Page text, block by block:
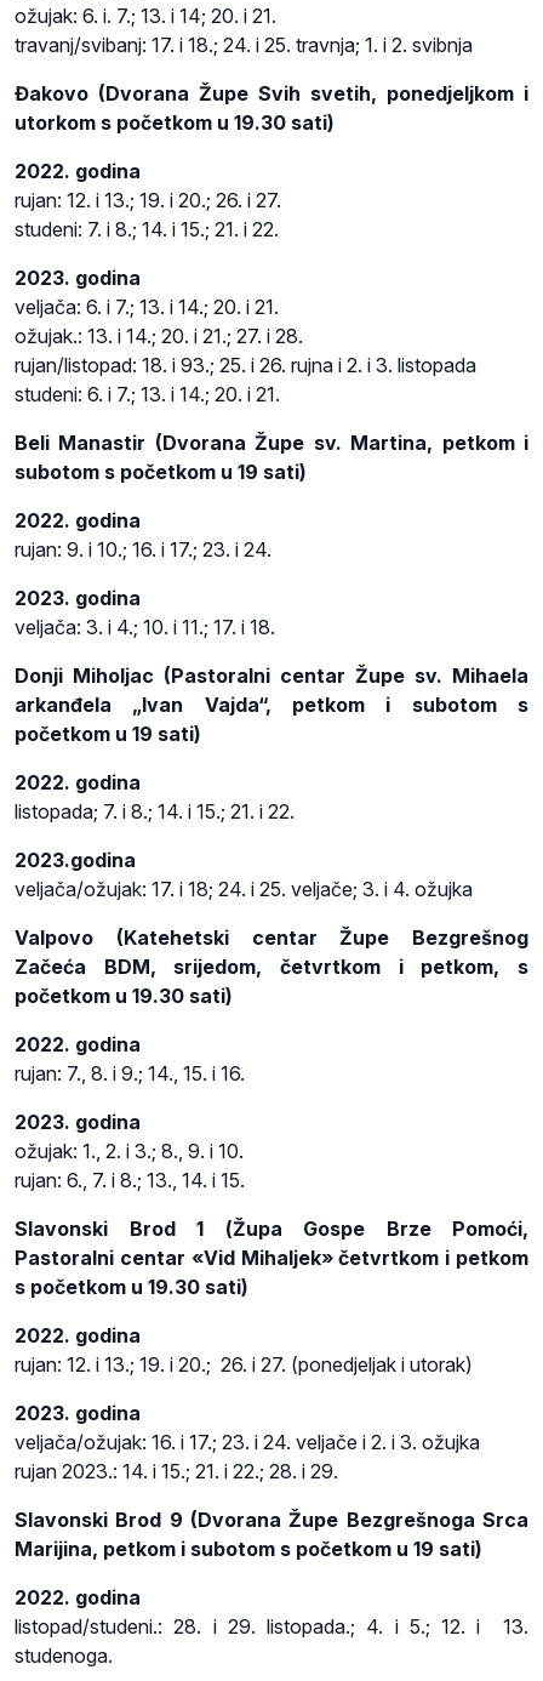
ožujak: 6. i. 7.; 13. i 14; 20. i 21.
travanj/svibanj: 17. i 18.; 24. i 25. travnja; 1. i 2. svibnja
Đakovo (Dvorana Župe Svih svetih, ponedjeljkom i
utorkom s početkom u 19.30 sati)
2022. godina
rujan: 12. i 13.; 19. i 20.; 26. i 27.
studeni: 7. i 8.; 14. i 15.; 21. i 22.
2023. godina
veljača: 6. i 7.; 13. i 14.; 20. i 21.
ožujak.: 13. i 14.; 20. i 21.; 27. i 28.
rujan/listopad: 18. i 93.; 25. i 26. rujna i 2. i 3. listopada
studeni: 6. i 7.; 13. i 14.; 20. i 21.
Beli Manastir (Dvorana Župe sv. Martina, petkom i
subotom s početkom u 19 sati)
2022. godina
rujan: 9. i 10.; 16. i 17.; 23. i 24.
2023. godina
veljača: 3. i 4.; 10. i 11.; 17. i 18.
Donji Miholjac (Pastoralni centar Župe sv. Mihaela
arkanđela „Ivan Vajda“, petkom i subotom s
početkom u 19 sati)
2022. godina
listopada; 7. i 8.; 14. i 15.; 21. i 22.
2023.godina
veljača/ožujak: 17. i 18; 24. i 25. veljače; 3. i 4. ožujka
Valpovo (Katehetski centar Župe Bezgrešnog
Začeća BDM, srijedom, četvrtkom i petkom, s
početkom u 19.30 sati)
2022. godina
rujan: 7., 8. i 9.; 14., 15. i 16.
2023. godina
ožujak: 1., 2. i 3.; 8., 9. i 10.
rujan: 6., 7. i 8.; 13., 14. i 15.
Slavonski Brod 1 (Župa Gospe Brze Pomoći,
Pastoralni centar «Vid Mihaljek» četvrtkom i petkom
s početkom u 19.30 sati)
2022. godina
rujan: 12. i 13.; 19. i 20.; 26. i 27. (ponedjeljak i utorak)
2023. godina
veljača/ožujak: 16. i 17.; 23. i 24. veljače i 2. i 3. ožujka
rujan 2023.: 14. i 15.; 21. i 22.; 28. i 29.
Slavonski Brod 9 (Dvorana Župe Bezgrešnoga Srca
Marijina, petkom i subotom s početkom u 19 sati)
2022. godina
listopad/studeni.: 28. i 29. listopada.; 4. i 5.; 12. i 13.
studenoga.